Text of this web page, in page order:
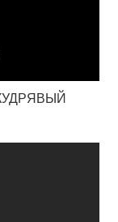
КУДРЯВЫЙ